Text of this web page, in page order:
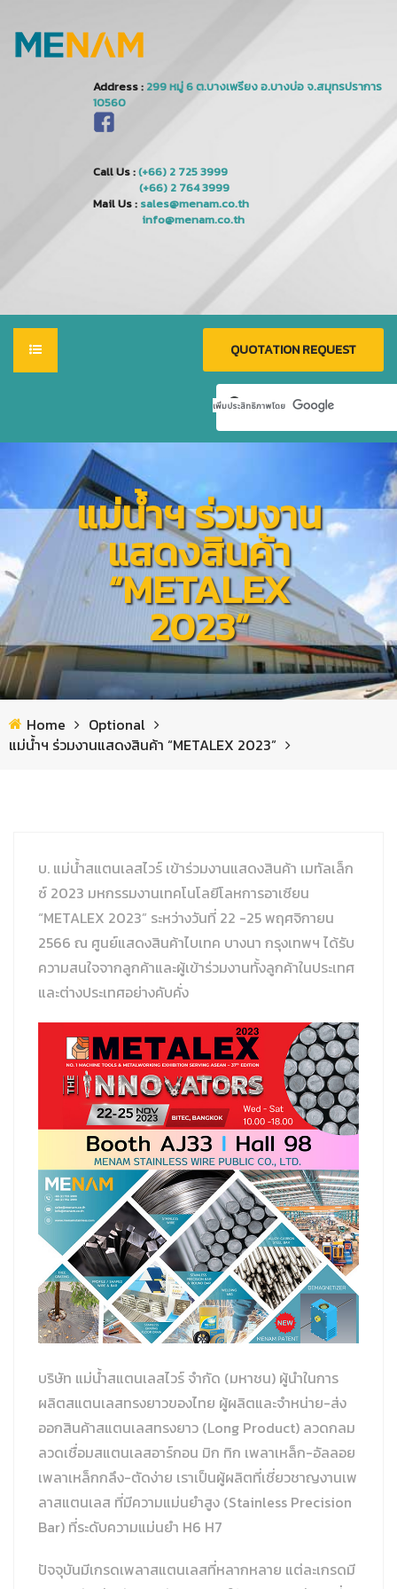
Address :
Call Us :(+66) 2 725 3999
(+66) 2 764 3999
Mail Us : sales@menam.co.th
info@menam.co.th
เกี่ยวกับเรา
ข้อมูลบริษัท
มาตรฐานระบบและการรับรองคุณภาพ
นโยบายบริษัท
นโยบายคุ้มครองข้อมูลส่วนบุคคล
ประกาศระเบียบการใช้เทคโนโลยีสารสนเทศ
นโยบายคุกกี้
จริยธรรมและจรรยาบรรณทางธุรกิจ
ความปลอดภัย อาชีวอนามัย และสิ่งแวดล้อม
อย่างยั่งยืน
ประกาศค่านิยมขององค์กร
นโยบายการเปลี่ยนแปลงสภาพภูมิอากาศสู่ความเป็นกลางทาง
คาร์บอนและ Net Zero
ประกาศแต่งตั้งคณะกรรมการสิ่งแวดล้อมและการจัดการก๊าซเรือน
กระจก
ประกาศ ระเบียบปฏิบัติการป้องกันผลประโยชน์ทับซ้อน
นโยบายการจัดหาแร่ธาตุ
สินค้าแม่น้ำ
สแตนเลส เวดจ์ เกรตติ้ง | ฟลอร์เดรนระบายน้ำ
เส้นสเตนเลสตกแต่ง งานสถาปัตยกรรม
General info
ลวดสแตนเลส
General info
Hardness Conversion Table
เพลาสแตนเลส / เพลาพรีซิชั่น
Chemical Composition
Hardness Conversion Table
Technical Data
Chemical Composition
General info
Technical Data
Chemical Composition
เหล็กอัลลอย /เหล็กคาร์บอน
General info
Technical Data
Hardness Conversion Table
ลวดเชื่อมท่อไอเสียยานยนต์
General info
Chemical Composition
คำถาม – คำตอบ
ห้องสมุดความรู้สแตนเลส
ข่าวสาร/กิจกรรม
กิจกรรมและงานแสดงสินค้า
กิจกรรมองค์กร
ร่วมงานกับแม่น้ำ
ติดต่อ/ แผนที่
QUOTATION REQUEST
แม่น้ำฯ ร่วมงาน
แสดงสินค้า
“METALEX
2023”
Home
Optional
แม่น้ำฯ ร่วมงานแสดงสินค้า “METALEX 2023”
บ. แม่น้ำสแตนเลสไวร์ เข้าร่วมงานแสดงสินค้า เมทัลเล็ก
ซ์ 2023 มหกรรมงานเทคโนโลยีโลหการอาเซียน
“METALEX 2023” ระหว่างวันที่ 22 -25 พฤศจิกายน
2566 ณ ศูนย์แสดงสินค้าไบเทค บางนา กรุงเทพฯ ได้รับ
ความสนใจจากลูกค้าและผู้เข้าร่วมงานทั้งลูกค้าในประเทศ
และต่างประเทศอย่างคับคั่ง
บริษัท แม่น้ำสแตนเลสไวร์ จำกัด (มหาชน) ผู้นำในการ
ผลิตสแตนเลสทรงยาวของไทย ผู้ผลิตและจำหน่าย-ส่ง
ออกสินค้าสแตนเลสทรงยาว (Long Product) ลวดกลม
ลวดเชื่อมสแตนเลสอาร์กอน มิก ทิก เพลาเหล็ก-อัลลอย
เพลาเหล็กกลึง-ตัดง่าย เราเป็นผู้ผลิตที่เชี่ยวชาญงานเพ
ลาสแตนเลส ที่มีความแม่นยำสูง (Stainless Precision
Bar) ที่ระดับความแม่นยำ H6 H7
ปัจจุบันมีเกรดเพลาสแตนเลสที่หลากหลาย แต่ละเกรดมี